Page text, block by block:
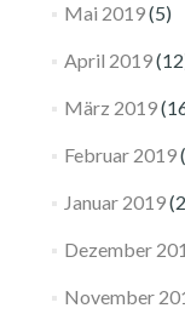
Mai 2019(5)
April 2019
März 2019
Februar 2019
Januar 2019
Dezember
November